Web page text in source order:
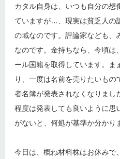
カタル自身は、いつも自分の想
ていますが…、現実は貧乏人の
の域なのです。評論家なども、
なのです。金持ちなら、今頃は
ール国籍を取得しています。ま
り、一度は名前を売りたいも
者名簿が発表されなくなりまし
程度は発表しても良いように
がないと、何処が基準か分かり
今日は、概ね材料株はお休みで